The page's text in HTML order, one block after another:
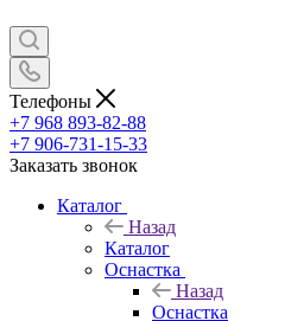
Телефоны
+7 968 893-82-88
+7 906-731-15-33
Заказать звонок
Каталог
Назад
Каталог
Оснастка
Назад
Оснастка